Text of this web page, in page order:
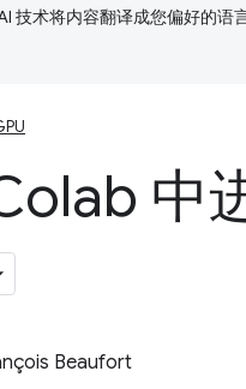
技术将内容翻译成您偏好的语
中
Beaufort